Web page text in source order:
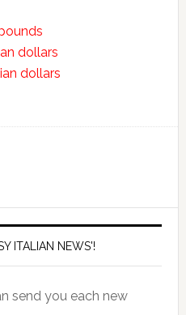
dollars
dollars
ITALIAN NEWS'!
send you each new